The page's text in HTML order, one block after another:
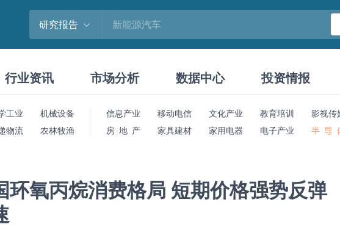
研究报告
行业资讯 市场分析 数据中心 投资情报
工业
机械设备
物流 农林牧渔
信息产业 移动电信 文化产业 教育培训
影视传
房 地 产
家具建材 家用电器 电子产业 半 导
环氧丙烷消费格局 短期价格强势反弹